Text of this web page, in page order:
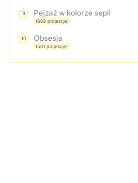
9 Pejzaż w kolorze sepii
(608 projekcje)
10 Obsesja
(501 projekcje)